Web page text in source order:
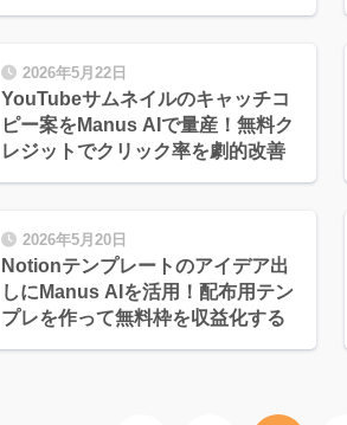
2026年5月22日
YouTubeサムネイルのキャッチコ
ピー案をManus AIで量産！無料ク
レジットでクリック率を劇的改善
2026年5月20日
Notionテンプレートのアイデア出
しにManus AIを活用！配布用テン
プレを作って無料枠を収益化する